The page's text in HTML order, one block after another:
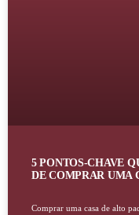
5 PONTOS-CHAVE
DE COMPRAR UMA
Comprar uma casa de alto